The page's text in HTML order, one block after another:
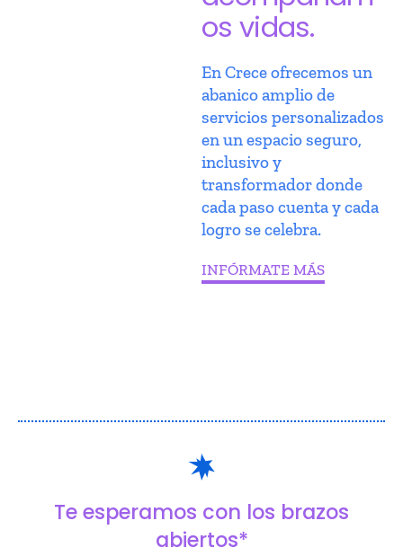
os vidas.
En Crece ofrecemos un
abanico amplio de
servicios personalizados
en un espacio seguro,
inclusivo y
transformador donde
cada paso cuenta y cada
logro se celebra.
INFÓRMATE MÁS
Te esperamos con los brazos
abiertos*